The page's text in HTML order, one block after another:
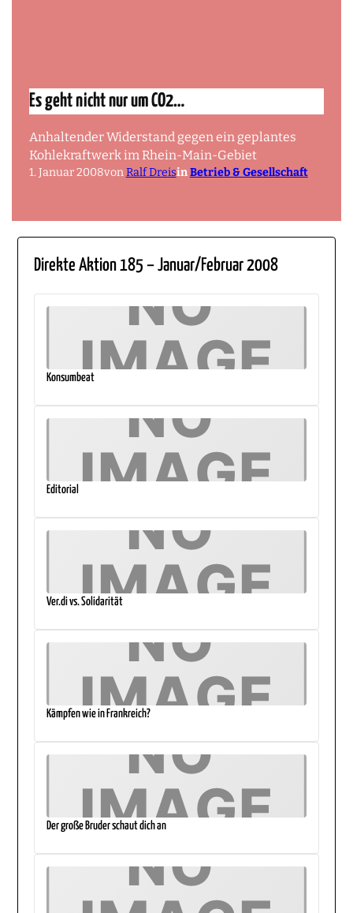
Es geht nicht nur um CO2…
Anhaltender Widerstand gegen ein geplantes
Kohlekraftwerk im Rhein-Main-Gebiet
1. Januar 2008vonRalf DreisinBetrieb & Gesellschaft
Direkte Aktion 185 – Januar/Februar 2008
Konsumbeat
Editorial
Ver.di vs. Solidarität
Kämpfen wie in Frankreich?
Der große Bruder schaut dich an